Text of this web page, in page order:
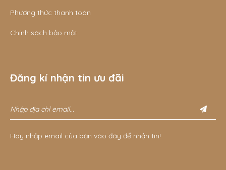
Phương thức thanh toán
Chính sách bảo mật
Đăng kí nhận tin ưu đãi
Hãy nhập email của bạn vào đây để nhận tin!